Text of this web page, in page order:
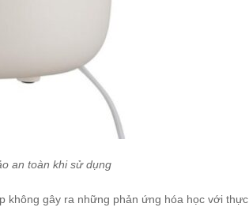
an toàn khi sử dụng
không gây ra những phản ứng hóa học với thực